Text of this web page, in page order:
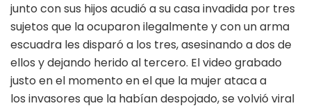
junto con sus hijos acudió a su casa invadida por tres
sujetos que la ocuparon ilegalmente y con un arma
escuadra les disparó a los tres, asesinando a dos de
ellos y dejando herido al tercero. El video grabado
justo en el momento en el que la mujer ataca a
los invasores que la habían despojado, se volvió viral